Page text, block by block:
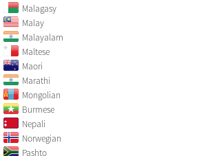
Malagasy
Malay
Malayalam
Maltese
Maori
Marathi
Mongolian
Burmese
Nepali
Norwegian
Pashto